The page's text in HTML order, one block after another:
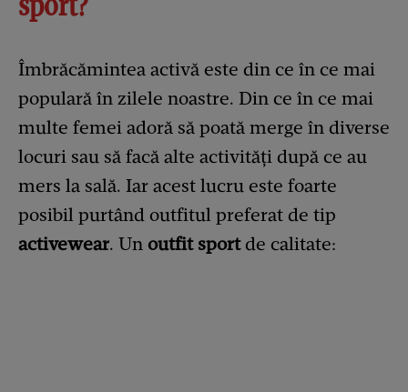
Îmbrăcămintea activă este din ce în ce mai
populară în zilele noastre. Din ce în ce mai
multe femei adoră să poată merge în diverse
locuri sau să facă alte activități după ce au
mers la sală. Iar acest lucru este foarte
posibil purtând outfitul preferat de tip
activewear. Un outfit sportde calitate: